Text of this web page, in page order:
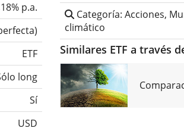
p.a.
)
ETF
long
Sí
USD
Categoría: Acciones,
climático
Similares ETF a través